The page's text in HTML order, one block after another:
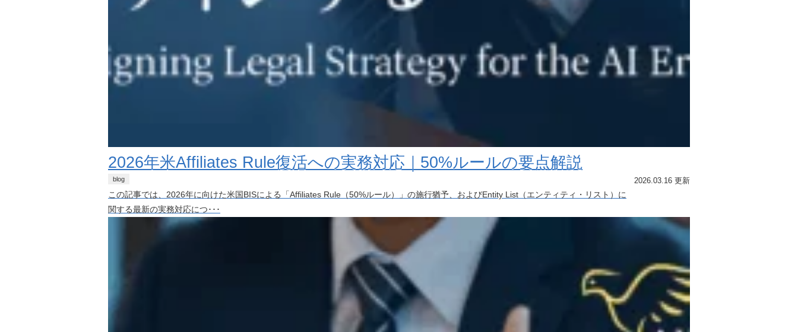
2026年米Affiliates Rule復活への実務対応｜50%ルールの要点解説
blog 2026.03.16 更新
この記事では、2026年に向けた米国BISによる「Affiliates Rule（50%ルール）」の施行猶予、およびEntity List（エンティティ・リスト）に
関する最新の実務対応につ･･･